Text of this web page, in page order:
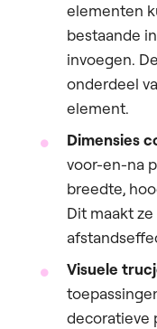
elementen
bestaande
invoegen.
onderdeel
element.
Dimensies
voor-en-na
breedte,
Dit maakt
Visuele
decoratieve